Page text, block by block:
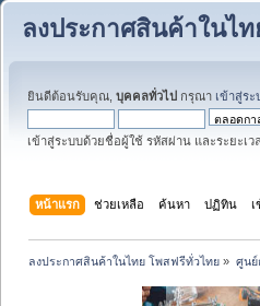
ลงประกาศสินค้าในไ
ยินดีต้อนรับคุณ, บุคคลทั่วไป กรุณา เข้าสู่ระ
เข้าสู่ระบบด้วยชื่อผู้ใช้ รหัสผ่าน และระยะเ
หน้าแรก ช่วยเหลือ ค้นหา ปฏิทิน
ลงประกาศสินค้าในไทย โพสฟรีทั่วไทย » ศูนย์